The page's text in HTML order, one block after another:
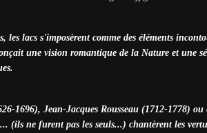
les lacs s'imposèrent comme des éléments
une vision romantique de la Nature et une
1696), Jean-Jacques Rousseau (1712-1778) ou
(ils ne furent pas les seuls...) chantèrent les